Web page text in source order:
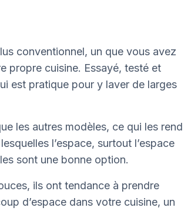
conventionnel, un que vous avez
propre cuisine. Essayé, testé et
est pratique pour y laver de larges
les autres modèles, ce qui les rend
l’espace, surtout l’espace
sont une bonne option.
ils ont tendance à prendre
d’espace dans votre cuisine, un